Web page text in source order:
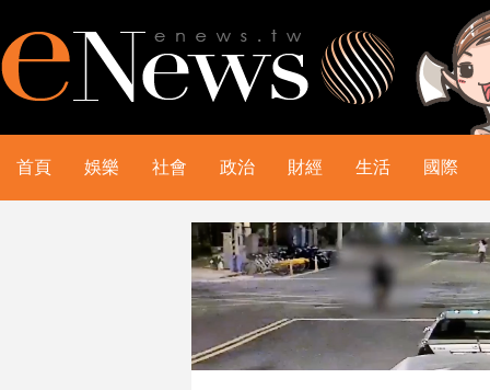
首頁 娛樂 社會 政治 財經 生活 國際